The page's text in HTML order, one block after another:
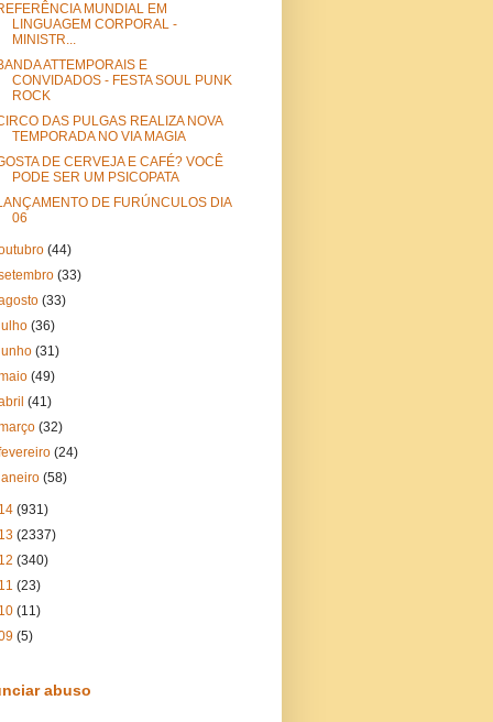
MUNDIAL EM
LINGUAGEM CORPORAL -
MINISTR...
ATTEMPORAIS E
CONVIDADOS - FESTA SOUL PUNK
ROCK
DAS PULGAS REALIZA NOVA
TEMPORADA NO VIA MAGIA
DE CERVEJA E CAFÉ? VOCÊ
PODE SER UM PSICOPATA
DE FURÚNCULOS DIA
06
(44)
(33)
(33)
(36)
(31)
(49)
(41)
(32)
(24)
(58)
(931)
(2337)
(340)
(23)
(11)
(5)
abuso